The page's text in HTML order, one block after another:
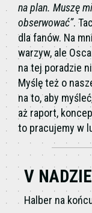
na plan. Muszę
obserwować”.
dla fanów. Na
warzyw, ale
na tej poradzie
Myślę też o
na to, aby
aż raport,
to pracujemy w
V
Halber na